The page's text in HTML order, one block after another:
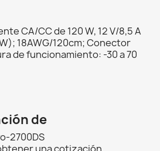
CA/CC de 120 W, 12 V/8,5 A
18AWG/120cm; Conector
de funcionamiento: -30 a 70
de
2700DS